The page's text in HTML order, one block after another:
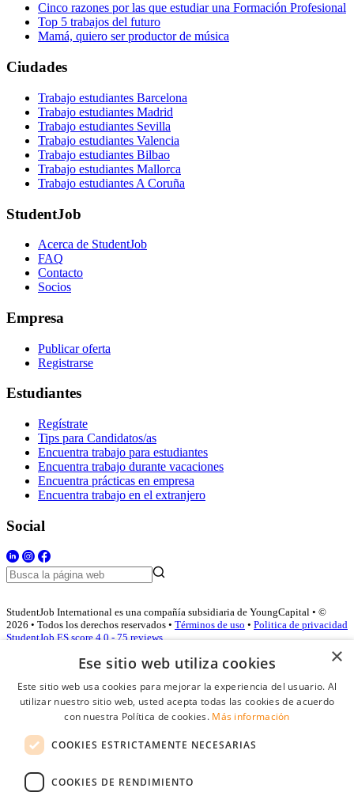
Cinco razones por las que estudiar una Formación Profesional
Top 5 trabajos del futuro
Mamá, quiero ser productor de música
Ciudades
Trabajo estudiantes Barcelona
Trabajo estudiantes Madrid
Trabajo estudiantes Sevilla
Trabajo estudiantes Valencia
Trabajo estudiantes Bilbao
Trabajo estudiantes Mallorca
Trabajo estudiantes A Coruña
StudentJob
Acerca de StudentJob
FAQ
Contacto
Socios
Empresa
Publicar oferta
Registrarse
Estudiantes
Regístrate
Tips para Candidatos/as
Encuentra trabajo para estudiantes
Encuentra trabajo durante vacaciones
Encuentra prácticas en empresa
Encuentra trabajo en el extranjero
Social
StudentJob International es una compañía subsidiaria de YoungCapital • ©
2026 • Todos los derechos reservados • Términos de uso • Politica de privacidad
StudentJob ES score 4.0 - 75 reviews
Acceso empresas
Contraseña
Recordarme
×
Ese sitio web utiliza cookies
Este sitio web usa cookies para mejorar la experiencia del usuario. Al
utilizar nuestro sitio web, usted acepta todas las cookies de acuerdo
con nuestra Política de cookies. Más información
COOKIES ESTRICTAMENTE NECESARIAS
COOKIES DE RENDIMIENTO